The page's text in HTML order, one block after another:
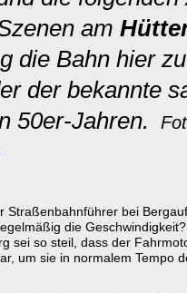
am
die Bahn hier
der bekannte
50er-Jahren.
Straßenbahnführer bei
die
sei so steil, dass der
um sie in normalem Tempo